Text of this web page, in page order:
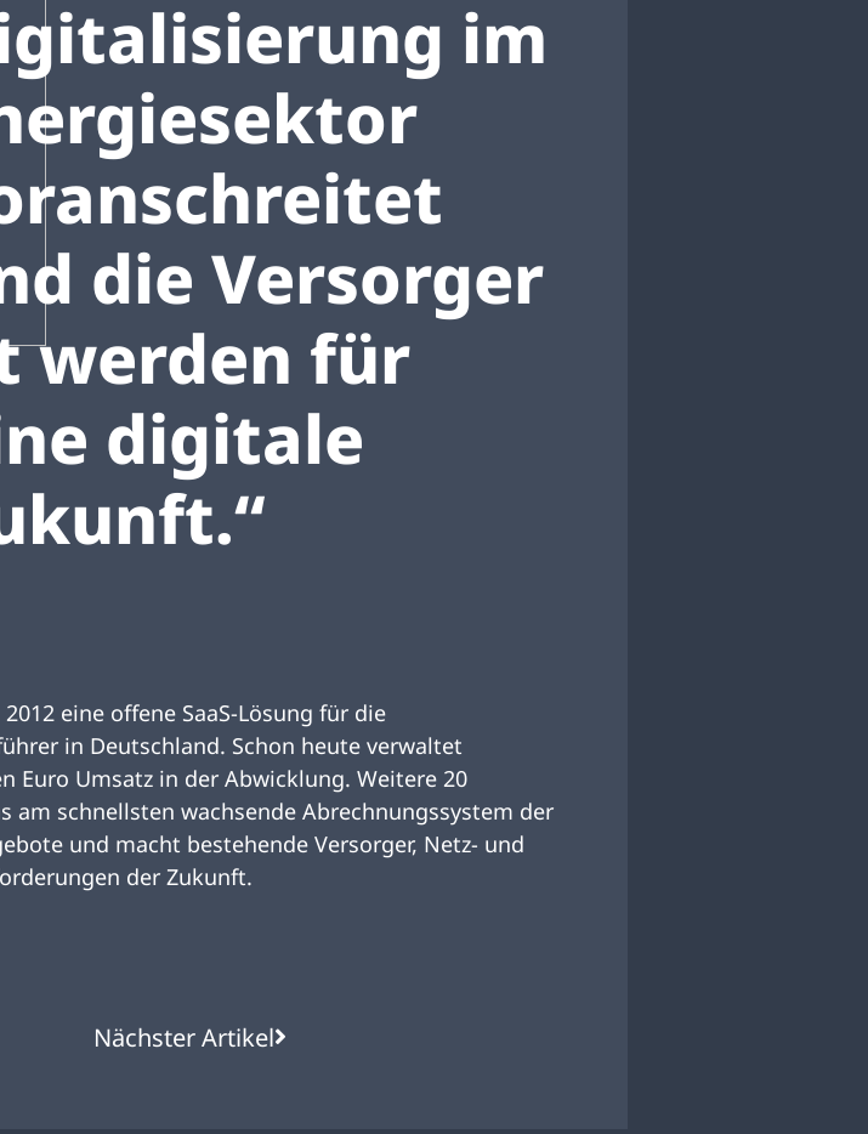
im
die Versorger
werden für
digitale
eine offene SaaS-Lösung für die
in Deutschland. Schon heute verwaltet
Euro Umsatz in der Abwicklung. Weitere 20
schnellsten wachsende Abrechnungssystem der
und macht bestehende Versorger, Netz- und
der Zukunft.
Nächster Artikel